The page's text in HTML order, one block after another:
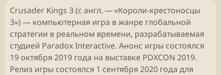
Crusader Kings 3 (с англ. — «Короли-крестоносцы
3») — компьютерная игра в жанре глобальной
стратегии в реальном времени, разрабатываемая
студией Paradox Interactive. Анонс игры состоялся
19 октября 2019 года на выставке PDXCON 2019.
Релиз игры состоялся 1 сентября 2020 года для